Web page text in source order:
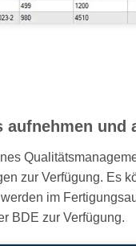
zur Verfügung. Es
im
BDE zur Verfügung.